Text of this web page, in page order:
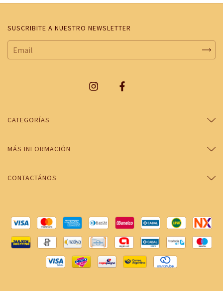
SUSCRIBITE A NUESTRO NEWSLETTER
CATEGORÍAS
MÁS INFORMACIÓN
CONTACTÁNOS